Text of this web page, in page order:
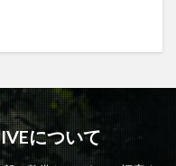
について